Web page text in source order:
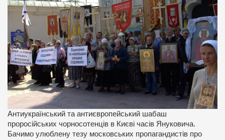
Антиукраїнський та антиєвропейський шабаш
проросійських чорносотенців в Києві часів Януковича.
Бачимо улюблену тезу московських пропагандистів про